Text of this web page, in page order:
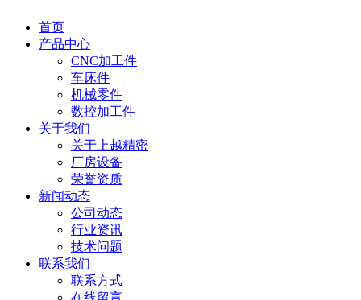
首页
产品中心
CNC加工件
车床件
机械零件
数控加工件
关于我们
关于上越精密
厂房设备
荣誉资质
新闻动态
公司动态
行业资讯
技术问题
联系我们
联系方式
在线留言